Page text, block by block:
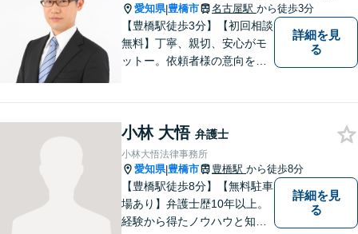
愛知県|豊橋市 名古屋駅 から徒歩3分
【豊橋駅徒歩3分】【初回相談
無料】丁寧、親切、安心がモ
ットー。依頼者様の意向を深
を明るい未来へと導きます。
まずは無料相談をご利用くだ
さい。
詳細を見
る
小林 大悟 弁護士
小林大悟法律事務所
愛知県|豊橋市 豊橋駅 から徒歩8分
【豊橋駅徒歩8分】【無料駐車
場あり】弁護士歴10年以上。
経験から得たノウハウと知見
詳細を見
る